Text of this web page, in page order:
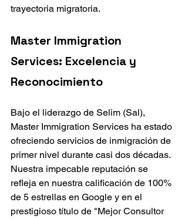
trayectoria migratoria.
Master Immigration
Services: Excelencia y
Reconocimiento
Bajo el liderazgo de Selim (Sal),
Master Immigration Services ha estado
ofreciendo servicios de inmigración de
primer nivel durante casi dos décadas.
Nuestra impecable reputación se
refleja en nuestra calificación de 100%
de 5 estrellas en Google y en el
prestigioso título de "Mejor Consultor